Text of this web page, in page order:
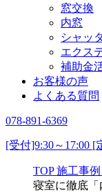
窓交換
内窓
シャッ
エクス
補助金
お客様の声
よくある質問
078-891-6369
[受付]9:30～17:00 [
TOP 施工事例
寝室に徹底「